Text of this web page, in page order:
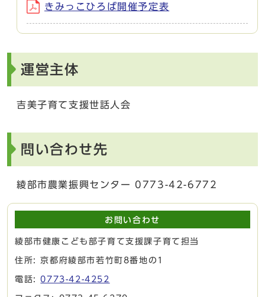
きみっこひろば開催予定表
運営主体
吉美子育て支援世話人会
問い合わせ先
綾部市農業振興センター 0773-42-6772
お問い合わせ
綾部市健康こども部子育て支援課子育て担当
住所: 京都府綾部市若竹町8番地の1
電話:0773-42-4252